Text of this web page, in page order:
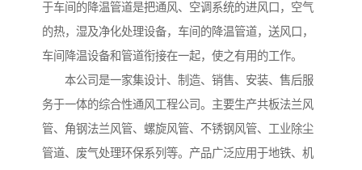
于车间的降温管道是把通风、空调系统的进风口，空气
的热，湿及净化处理设备，车间的降温管道，送风口，
车间降温设备和管道衔接在一起，使之有用的工作。
本公司是一家集设计、制造、销售、安装、售后服
务于一体的综合性通风工程公司。主要生产共板法兰风
管、角钢法兰风管、螺旋风管、不锈钢风管、工业除尘
管道、废气处理环保系列等。产品广泛应用于地铁、机